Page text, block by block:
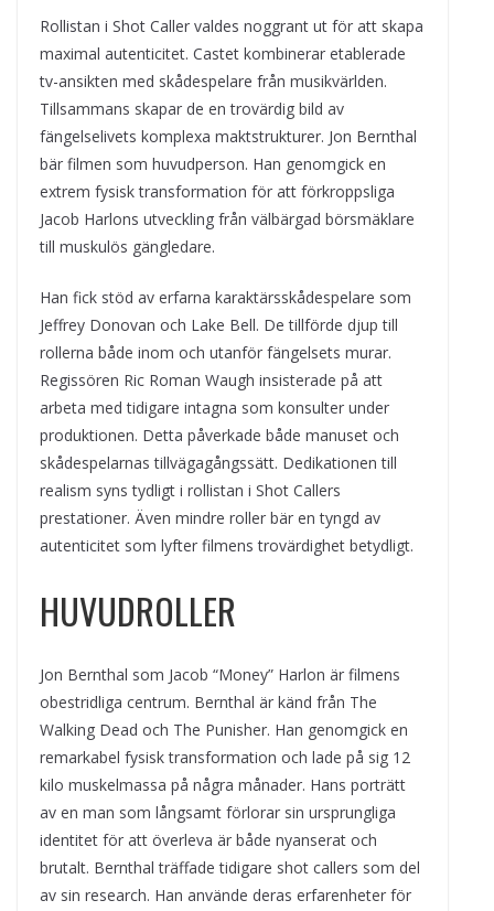
Rollistan i Shot Caller valdes noggrant ut för att skapa
maximal autenticitet. Castet kombinerar etablerade
tv-ansikten med skådespelare från musikvärlden.
Tillsammans skapar de en trovärdig bild av
fängelselivets komplexa maktstrukturer. Jon Bernthal
bär filmen som huvudperson. Han genomgick en
extrem fysisk transformation för att förkroppsliga
Jacob Harlons utveckling från välbärgad börsmäklare
till muskulös gängledare.
Han fick stöd av erfarna karaktärsskådespelare som
Jeffrey Donovan och Lake Bell. De tillförde djup till
rollerna både inom och utanför fängelsets murar.
Regissören Ric Roman Waugh insisterade på att
arbeta med tidigare intagna som konsulter under
produktionen. Detta påverkade både manuset och
skådespelarnas tillvägagångssätt. Dedikationen till
realism syns tydligt i rollistan i Shot Callers
prestationer. Även mindre roller bär en tyngd av
autenticitet som lyfter filmens trovärdighet betydligt.
HUVUDROLLER
Jon Bernthal som Jacob “Money” Harlon är filmens
obestridliga centrum. Bernthal är känd från The
Walking Dead och The Punisher. Han genomgick en
remarkabel fysisk transformation och lade på sig 12
kilo muskelmassa på några månader. Hans porträtt
av en man som långsamt förlorar sin ursprungliga
identitet för att överleva är både nyanserat och
brutalt. Bernthal träffade tidigare shot callers som del
av sin research. Han använde deras erfarenheter för